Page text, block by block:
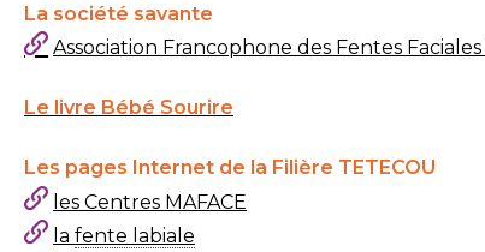
La société savante
Association Francophone des Fentes Faciales
Le livre Bébé Sourire
Les pages Internet de la Filière TETECOU
les Centres MAFACE
lafente labiale